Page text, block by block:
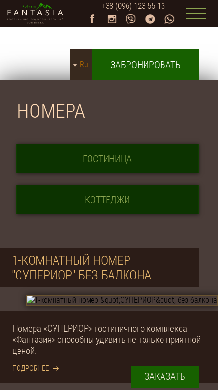
+38 (096) 123 55 13
Ru ЗАБРОНИРОВАТЬ
НОМЕРА
ГОСТИНИЦА
КОТТЕДЖИ
1-КОМНАТНЫЙ НОМЕР
"СУПЕРИОР" БЕЗ БАЛКОНА
Номера «СУПЕРИОР» гостиничного комплекса
«Фантазия» способны удивить не только приятной
ценой.
ПОДРОБНЕЕ
ЗАКАЗАТЬ